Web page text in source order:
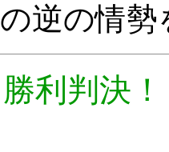
逆の情
勝利判決